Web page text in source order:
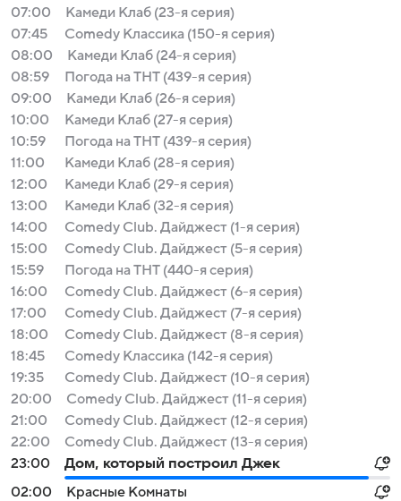
07:00
Камеди Клаб (23-я серия)
07:45
Comedy Классика (150-я серия)
08:00
Камеди Клаб (24-я серия)
08:59
Погода на ТНТ (439-я серия)
09:00
Камеди Клаб (26-я серия)
10:00
Камеди Клаб (27-я серия)
10:59
Погода на ТНТ (439-я серия)
11:00
Камеди Клаб (28-я серия)
12:00
Камеди Клаб (29-я серия)
13:00
Камеди Клаб (32-я серия)
14:00
Comedy Club. Дайджест (1-я серия)
15:00
Comedy Club. Дайджест (5-я серия)
15:59
Погода на ТНТ (440-я серия)
16:00
Comedy Club. Дайджест (6-я серия)
17:00
Comedy Club. Дайджест (7-я серия)
18:00
Comedy Club. Дайджест (8-я серия)
18:45
Comedy Классика (142-я серия)
19:35
Comedy Club. Дайджест (10-я серия)
20:00
Comedy Club. Дайджест (11-я серия)
21:00
Comedy Club. Дайджест (12-я серия)
22:00
Comedy Club. Дайджест (13-я серия)
23:00
Дом, который построил Джек
02:00
Красные Комнаты